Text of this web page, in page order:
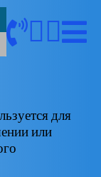

для
или